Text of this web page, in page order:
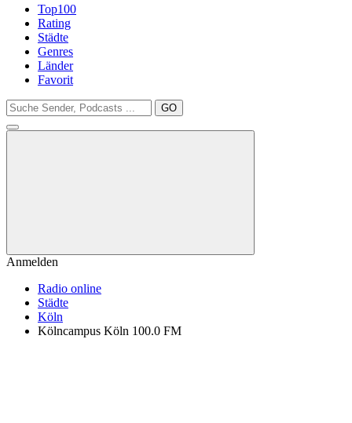
Top100
Rating
Städte
Genres
Länder
Favorit
GO
Anmelden
Radio online
Städte
Köln
Kölncampus Köln 100.0 FM